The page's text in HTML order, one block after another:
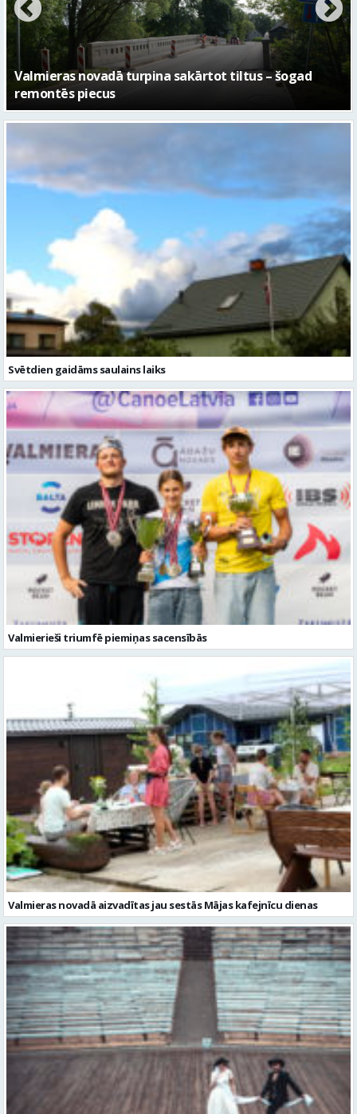
No pagaidu teātra līdz laikmetīgās kultūras centram
– kā attīstīsies “Kurtuve”
Svētdien gaidāms saulains laiks
Valmierieši triumfē piemiņas sacensībās
Valmieras novadā aizvadītas jau sestās Mājas kafejnīcu dienas